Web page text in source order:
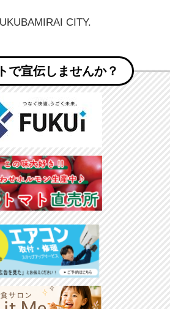
CITY.
で宣伝しませんか？